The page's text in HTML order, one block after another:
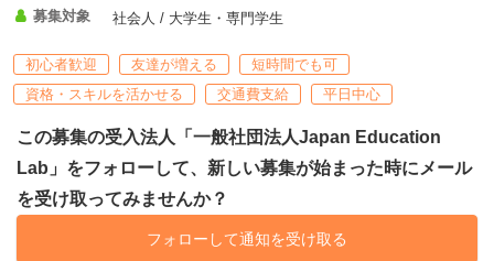
募集対象
社会人 / 大学生・専門学生
初心者歓迎 友達が増える
短時間でも可
資格・スキルを活かせる
交通費支給 平日中心
この募集の受入法人「一般社団法人Japan Education
Lab」をフォローして、新しい募集が始まった時にメール
を受け取ってみませんか？
フォローして通知を受け取る